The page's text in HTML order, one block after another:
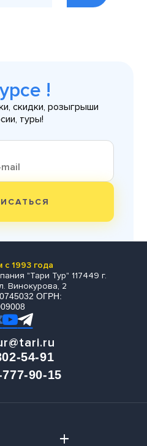
!
скидки, розыгрыши
туры!
с 1993 года
"Тари Тур" 117449 г.
Винокурова, 2
ОГРН:
54-91
90-15